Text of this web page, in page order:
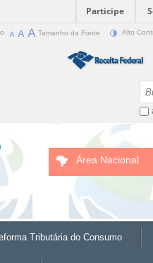
Participe
Tamanho da Fonte Alto
Área Nacional
Tributária do Consumo